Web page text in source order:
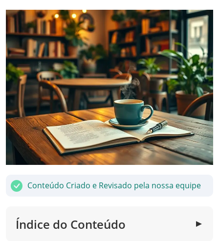
Conteúdo Criado e Revisado pela nossa equipe
Índice do Conteúdo ▼